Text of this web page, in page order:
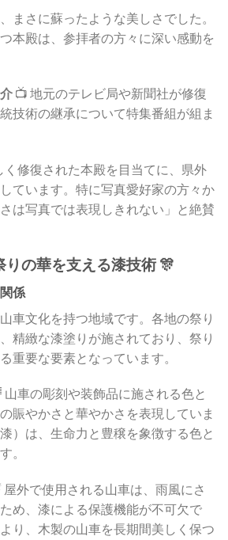
まさに蘇ったような美しさでした。
本殿は、参拝者の方々に深い感動を
📺 地元のテレビ局や新聞社が修復
技術の継承について特集番組が組ま
く修復された本殿を目当てに、県外
ています。特に写真愛好家の方々か
は写真では表現しきれない」と絶賛
りの華を支える漆技術 🎊
係
車文化を持つ地域です。各地の祭り
精緻な漆塗りが施されており、祭り
重要な要素となっています。
山車の彫刻や装飾品に施される色と
賑やかさと華やかさを表現していま
）は、生命力と豊穣を象徴する色と
。
屋外で使用される山車は、雨風にさ
め、漆による保護機能が不可欠で
り、木製の山車を長期間美しく保つ